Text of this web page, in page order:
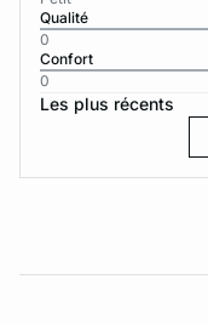
Qualité
0
Confort
0
Les plus récents